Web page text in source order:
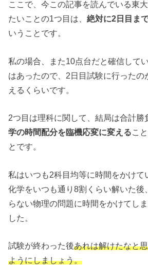
ここで、今この記事を読んでいる東
たいことの1つ目は、絶対に2日目ま
いうことです。
私の場合、また10点台だと確信して
はあったので、2日目試験に行ったの
えるくらいです。
2つ目は理科に関して、結局は合計勝
学の時間配分を臨機応変に変えるこ
とです。
私はいつも2科目均等に時間をかけて
化学をいつも通り8割くらい解いた後
らない物理の問題に時間をかけてし
した。
試験が終わった後あれは解けたなと
ようにしましょう。